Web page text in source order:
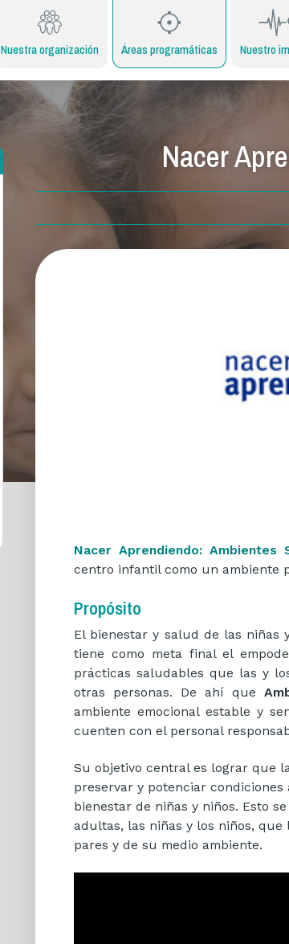
Nuestra organización Áreas programáticas Nuestro
Nacer
Nacer Aprendiendo: Ambientes
centro infantil como un ambiente
Propósito
El bienestar y salud de las niñas
tiene como meta final el
prácticas saludables que las y
otras personas. De ahí que
ambiente emocional estable y
cuenten con el personal
Su objetivo central es lograr que
preservar y potenciar
bienestar de niñas y niños. Esto
adultas, las niñas y los niños,
pares y de su medio ambiente.